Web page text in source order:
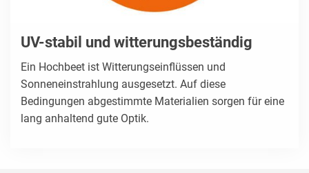
UV-stabil und witterungsbeständig
Ein Hochbeet ist Witterungseinflüssen und
Sonneneinstrahlung ausgesetzt. Auf diese
Bedingungen abgestimmte Materialien sorgen für eine
lang anhaltend gute Optik.